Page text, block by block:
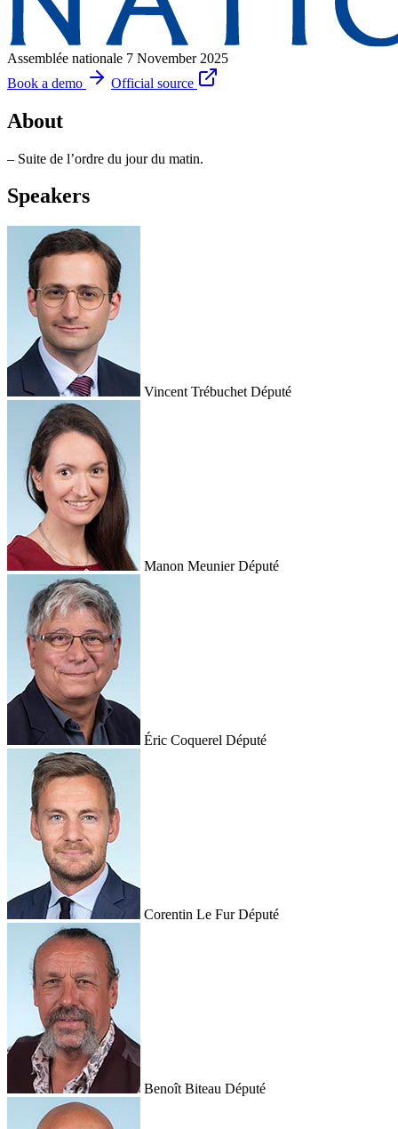
Assemblée nationale 7 November 2025
Book a demo
Official source
About
– Suite de l’ordre du jour du matin.
Speakers
Vincent Trébuchet Député
Manon Meunier Député
Éric Coquerel Député
Corentin Le Fur Député
Benoît Biteau Député